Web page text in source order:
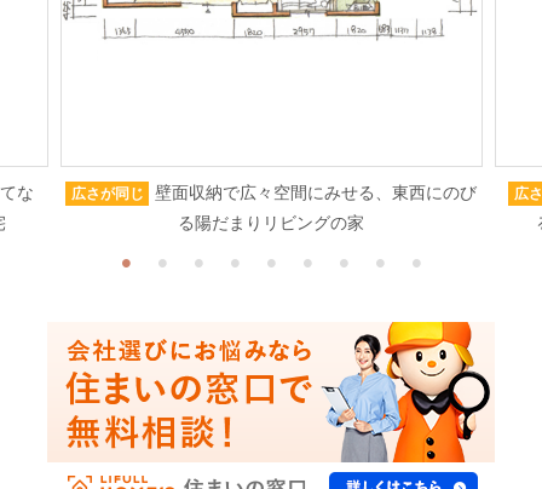
な
広さが同じ
壁面収納で広々空間にみせる、東西にのび
る陽だまりリビングの家
広